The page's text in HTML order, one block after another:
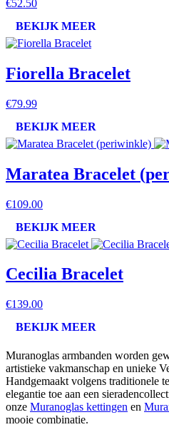
€52.50
BEKIJK MEER
Fiorella Bracelet
€79.99
BEKIJK MEER
Maratea Bracelet
€109.00
BEKIJK MEER
Cecilia Bracelet
€139.00
BEKIJK MEER
Muranoglas armbanden worden
artistieke vakmanschap en unieke
Handgemaakt volgens traditionele
elegantie toe aan een
onze Muranoglas kettingen en
mooie combinatie.